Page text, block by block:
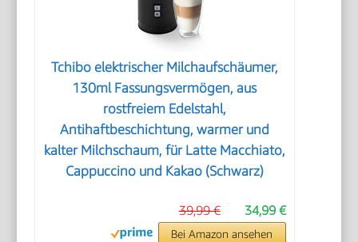
Tchibo elektrischer Milchaufschäumer,
130ml Fassungsvermögen, aus
rostfreiem Edelstahl,
Antihaftbeschichtung, warmer und
kalter Milchschaum, für Latte Macchiato,
Cappuccino und Kakao (Schwarz)
34,99 €
39,99 €
Bei Amazon ansehen